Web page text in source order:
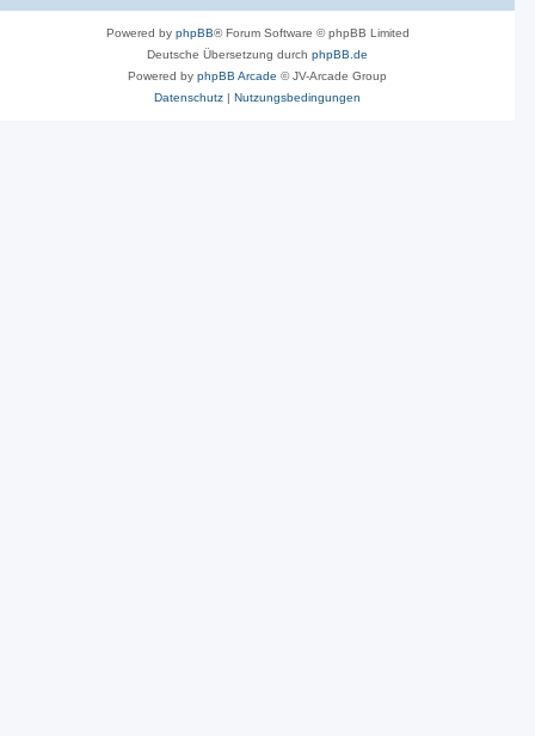
Powered by phpBB® Forum Software © phpBB Limited
Deutsche Übersetzung durchphpBB.de
Powered byphpBB Arcade © JV-Arcade Group
Datenschutz |Nutzungsbedingungen